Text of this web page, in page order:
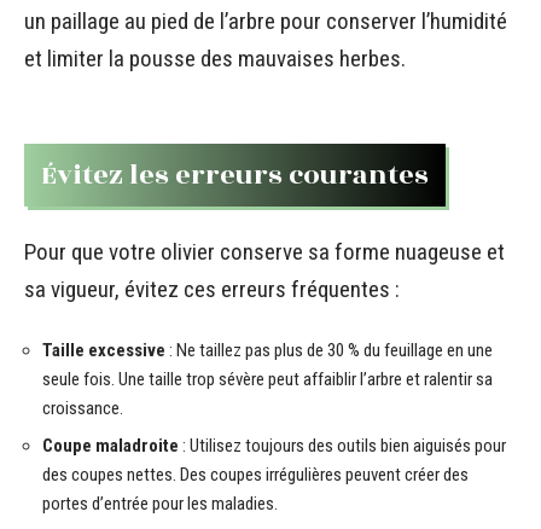
un paillage au pied de l’arbre pour conserver l’humidité
et limiter la pousse des mauvaises herbes.
Évitez les erreurs courantes
Pour que votre olivier conserve sa forme nuageuse et
sa vigueur, évitez ces erreurs fréquentes :
Taille excessive : Ne taillez pas plus de 30 % du feuillage en une
seule fois. Une taille trop sévère peut affaiblir l’arbre et ralentir sa
croissance.
Coupe maladroite : Utilisez toujours des outils bien aiguisés pour
des coupes nettes. Des coupes irrégulières peuvent créer des
portes d’entrée pour les maladies.